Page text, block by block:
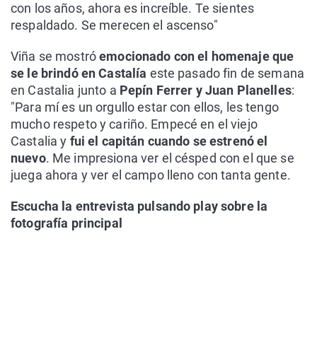
con los años, ahora es increíble. Te sientes
respaldado. Se merecen el ascenso"
Viña se mostróemocionado con el homenaje que
se le brindó en Castalía este pasado fin de semana
en Castalia junto a Pepín Ferrer y Juan Planelles:
"Para mí es un orgullo estar con ellos, les tengo
mucho respeto y cariño. Empecé en el viejo
Castalia y fui el capitán cuando se estrenó el
nuevo. Me impresiona ver el césped con el que se
juega ahora y ver el campo lleno con tanta gente.
Escucha la entrevista pulsando play sobre la
fotografía principal